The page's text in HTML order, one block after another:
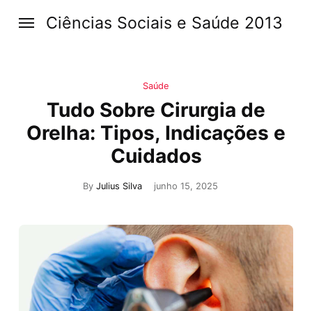
Ciências Sociais e Saúde 2013
Saúde
Tudo Sobre Cirurgia de
Orelha: Tipos, Indicações e
Cuidados
ByJulius Silva junho 15, 2025